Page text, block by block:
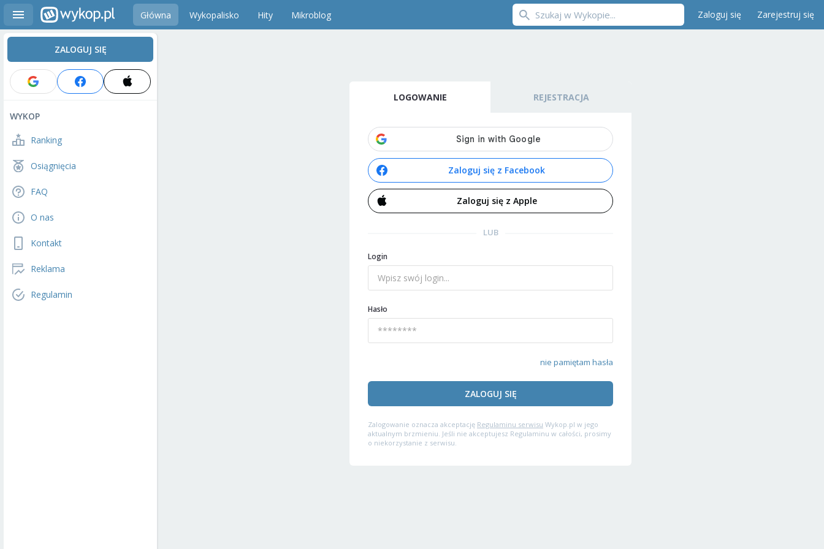
Główna Wykopalisko Hity Mikroblog Zaloguj się Zarejestruj się
ZALOGUJ SIĘ
WYKOP
Ranking
Osiągnięcia
FAQ
O nas
Kontakt
Reklama
Regulamin
LOGOWANIE REJESTRACJA
Zaloguj się z Facebook
Zaloguj się z Apple
LUB
Login
Hasło
nie pamiętam hasła
ZALOGUJ SIĘ
Zalogowanie oznacza akceptację Regulaminu serwisu Wykop.pl w jego
aktualnym brzmieniu. Jeśli nie akceptujesz Regulaminu w całości, prosimy
o niekorzystanie z serwisu.